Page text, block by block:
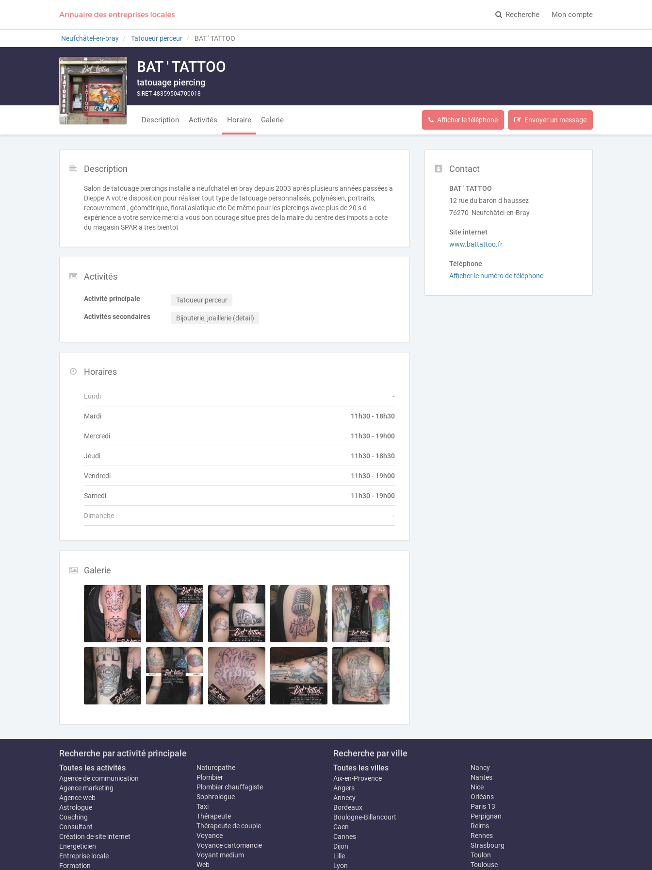
Recherche Mon compte
Neufchâtel-en-bray Tatoueur perceur BAT ' TATTOO
BAT ' TATTOO
tatouage piercing
SIRET 48359504700018
Description Activités Horaire Galerie Afficher le téléphone Envoyer un message
Contact
BAT ' TATTOO
12 rue du baron d haussez
76270 Neufchâtel-en-Bray
Site internet
www.battattoo.fr
Téléphone
Afficher le numéro de téléphone
Description
Salon de tatouage piercings installé a neufchatel en bray depuis 2003 après plusieurs années passées a
Dieppe A votre disposition pour réaliser tout type de tatouage personnalisés, polynésien, portraits,
recouvrement , géométrique, floral asiatique etc De même pour les piercings avec plus de 20 s d
expérience a votre service merci a vous bon courage situe pres de la maire du centre des impots a cote
du magasin SPAR a tres bientot
Activités
Activité principale Tatoueur perceur
Activités secondaires Bijouterie, joaillerie (detail)
Horaires
Lundi -
Mardi 11h30 - 18h30
Mercredi 11h30 - 19h00
Jeudi 11h30 - 18h30
Vendredi 11h30 - 19h00
Samedi 11h30 - 19h00
Dimanche -
Galerie
Recherche par activité principale
Toutes les activités
Agence de communication
Agence marketing
Agence web
Astrologue
Coaching
Consultant
Création de site internet
Energeticien
Entreprise locale
Formation
Naturopathe
Plombier
Plombier chauffagiste
Sophrologue
Taxi
Thérapeute
Thérapeute de couple
Voyance
Voyance cartomancie
Voyant medium
Web
Recherche par ville
Toutes les villes
Aix-en-Provence
Angers
Annecy
Bordeaux
Boulogne-Billancourt
Caen
Cannes
Dijon
Lille
Lyon
Nancy
Nantes
Nice
Orléans
Paris 13
Perpignan
Reims
Rennes
Strasbourg
Toulon
Toulouse